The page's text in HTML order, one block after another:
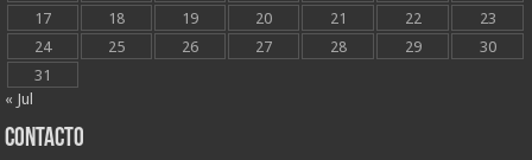
17
18 19 20 21 22
23
24
25 26 27 28 29
30
31
« Jul
CONTACTO